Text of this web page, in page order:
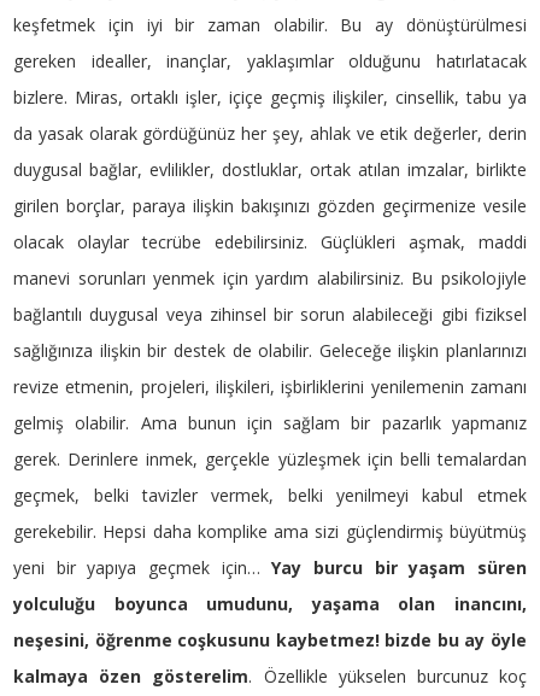
keşfetmek için iyi bir zaman olabilir. Bu ay dönüştürülmesi
gereken idealler, inançlar, yaklaşımlar olduğunu hatırlatacak
bizlere. Miras, ortaklı işler, içiçe geçmiş ilişkiler, cinsellik, tabu ya
da yasak olarak gördüğünüz her şey, ahlak ve etik değerler, derin
duygusal bağlar, evlilikler, dostluklar, ortak atılan imzalar, birlikte
girilen borçlar, paraya ilişkin bakışınızı gözden geçirmenize vesile
olacak olaylar tecrübe edebilirsiniz. Güçlükleri aşmak, maddi
manevi sorunları yenmek için yardım alabilirsiniz. Bu psikolojiyle
bağlantılı duygusal veya zihinsel bir sorun alabileceği gibi fiziksel
sağlığınıza ilişkin bir destek de olabilir. Geleceğe ilişkin planlarınızı
revize etmenin, projeleri, ilişkileri, işbirliklerini yenilemenin zamanı
gelmiş olabilir. Ama bunun için sağlam bir pazarlık yapmanız
gerek. Derinlere inmek, gerçekle yüzleşmek için belli temalardan
geçmek, belki tavizler vermek, belki yenilmeyi kabul etmek
gerekebilir. Hepsi daha komplike ama sizi güçlendirmiş büyütmüş
yeni bir yapıya geçmek için…Yay burcu bir yaşam süren
yolculuğu boyunca umudunu, yaşama olan inancını,
neşesini, öğrenme coşkusunu kaybetmez! bizde bu ay öyle
kalmaya özen gösterelim. Özellikle yükselen burcunuz koç